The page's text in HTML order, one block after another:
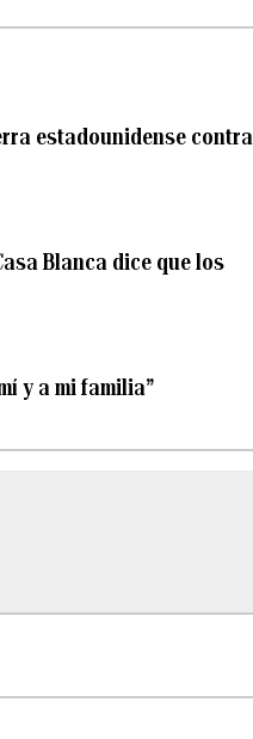
estadounidense contra
Blanca dice que los
y a mi familia”